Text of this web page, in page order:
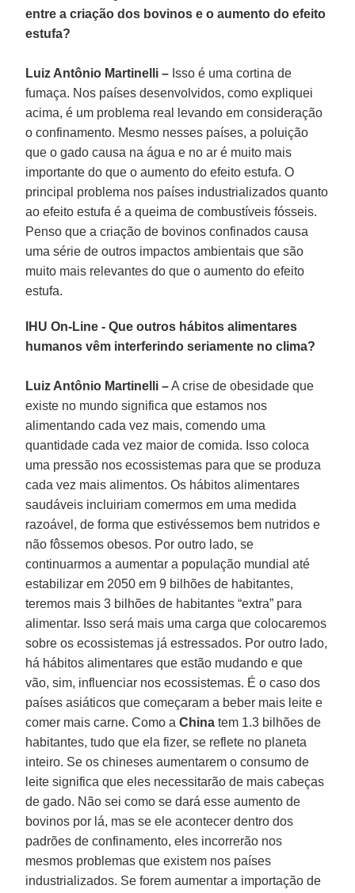
entre a criação dos bovinos e o aumento do efeito
estufa?
Luiz Antônio Martinelli – Isso é uma cortina de
fumaça. Nos países desenvolvidos, como expliquei
acima, é um problema real levando em consideração
o confinamento. Mesmo nesses países, a poluição
que o gado causa na água e no ar é muito mais
importante do que o aumento do efeito estufa. O
principal problema nos países industrializados quanto
ao efeito estufa é a queima de combustíveis fósseis.
Penso que a criação de bovinos confinados causa
uma série de outros impactos ambientais que são
muito mais relevantes do que o aumento do efeito
estufa.
IHU On-Line - Que outros hábitos alimentares
humanos vêm interferindo seriamente no clima?
Luiz Antônio Martinelli –A crise de obesidade que
existe no mundo significa que estamos nos
alimentando cada vez mais, comendo uma
quantidade cada vez maior de comida. Isso coloca
uma pressão nos ecossistemas para que se produza
cada vez mais alimentos. Os hábitos alimentares
saudáveis incluiriam comermos em uma medida
razoável, de forma que estivéssemos bem nutridos e
não fôssemos obesos. Por outro lado, se
continuarmos a aumentar a população mundial até
estabilizar em 2050 em 9 bilhões de habitantes,
teremos mais 3 bilhões de habitantes “extra” para
alimentar. Isso será mais uma carga que colocaremos
sobre os ecossistemas já estressados. Por outro lado,
há hábitos alimentares que estão mudando e que
vão, sim, influenciar nos ecossistemas. É o caso dos
países asiáticos que começaram a beber mais leite e
comer mais carne. Como aChina tem 1.3 bilhões de
habitantes, tudo que ela fizer, se reflete no planeta
inteiro. Se os chineses aumentarem o consumo de
leite significa que eles necessitarão de mais cabeças
de gado. Não sei como se dará esse aumento de
bovinos por lá, mas se ele acontecer dentro dos
padrões de confinamento, eles incorrerão nos
mesmos problemas que existem nos países
industrializados. Se forem aumentar a importação de